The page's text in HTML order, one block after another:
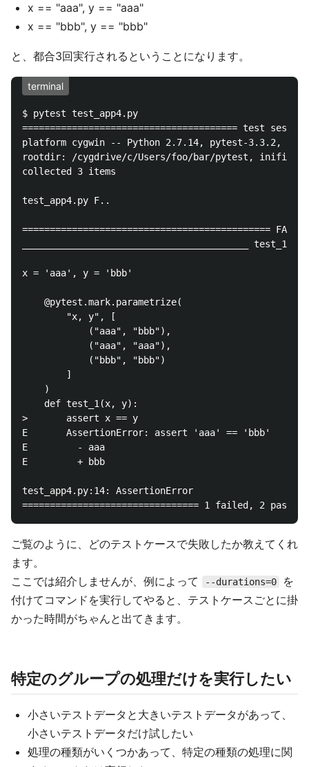
x == "aaa", y == "aaa"
x == "bbb", y == "bbb"
と、都合3回実行されるということになります。
terminal
$ pytest test_app4.py
======================================= test
platform cygwin -- Python 2.7.14, pytest-3.3.2, py-
rootdir: /cygdrive/c/Users/foo/bar/pytest, inifile:
collected 3 items
test_app4.py F..
=============================================
_________________________________________
x = 'aaa', y = 'bbb'
    @pytest.mark.parametrize(
        "x, y", [
            ("aaa", "bbb"),
            ("aaa", "aaa"),
            ("bbb", "bbb")
        ]
    )
    def test_1(x, y):
>       assert x == y
E       AssertionError: assert 'aaa' == 'bbb'
E         - aaa
E         + bbb
test_app4.py:14: AssertionError
ご覧のように、どのテストケースで失敗したか教えてくれ
ます。
ここでは紹介しませんが、例によって
--durations=0
を
付けてコマンドを実行してやると、テストケースごとに掛
かった時間がちゃんと出てきます。
特定のグループの処理だけを実行したい
小さいテストデータと大きいテストデータがあって、
小さいテストデータだけ試したい
処理の種類がいくつかあって、特定の種類の処理に関